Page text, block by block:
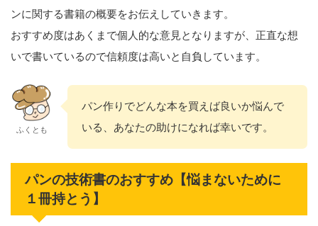
ンに関する書籍の概要をお伝えしていきます。
おすすめ度はあくまで個人的な意見となりますが、正直な想
いで書いているので信頼度は高いと自負しています。
ふくとも
パン作りでどんな本を買えば良いか悩んで
いる、あなたの助けになれば幸いです。
パンの技術書のおすすめ【悩まないために
１冊持とう】